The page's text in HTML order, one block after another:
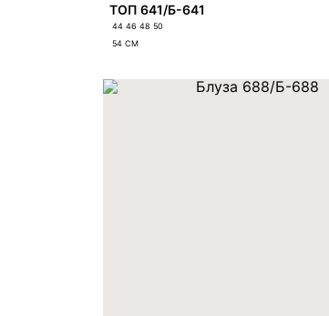
ТОП 641/Б-641
44 46 48 50
54СМ